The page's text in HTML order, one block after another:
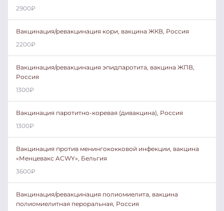
2900₽
Вакцинация/ревакцинация кори, вакцина ЖКВ, Россия
2200₽
Вакцинация/ревакцинация эпидпаротита, вакцина ЖПВ,
Россия
1300₽
Вакцинация паротитно-коревая (дивакцина), Россия
1300₽
Вакцинация против менингококковой инфекции, вакцина
«Менцевакс ACWY», Бельгия
3600₽
Вакцинация/ревакцинация полиомиелита, вакцина
полиомиелитная пероральная, Россия